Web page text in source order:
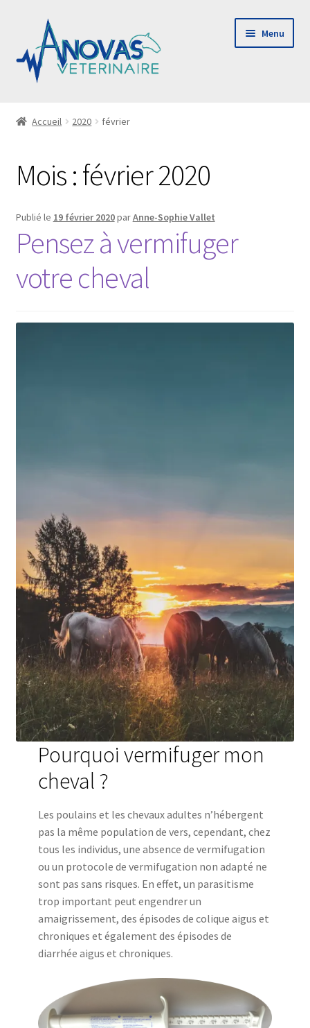
la
navigation
contenu
Menu
Payer ma facture
Contact
Accueil 2020 février
Mois :février 2020
Publié le 19 février 2020parAnne-Sophie Vallet
Pensez à vermifuger
votre cheval
Pourquoi vermifuger mon
cheval ?
Les poulains et les chevaux adultes n’hébergent
pas la même population de vers, cependant, chez
tous les individus, une absence de vermifugation
ou un protocole de vermifugation non adapté ne
sont pas sans risques. En effet, un parasitisme
trop important peut engendrer un
amaigrissement, des épisodes de colique aigus et
chroniques et également des épisodes de
diarrhée aigus et chroniques.